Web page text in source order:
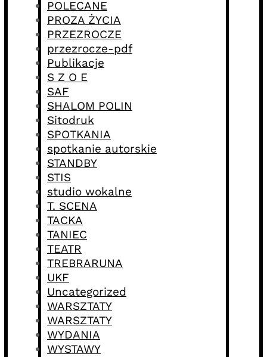
POLECANE
PROZA ŻYCIA
PRZEZROCZE
przezrocze-pdf
Publikacje
S Z O E
SAF
SHALOM POLIN
Sitodruk
SPOTKANIA
spotkanie autorskie
STANDBY
STIS
studio wokalne
T. SCENA
TACKA
TANIEC
TEATR
TREBRARUNA
UKF
Uncategorized
WARSZTATY
WARSZTATY
WYDANIA
WYSTAWY